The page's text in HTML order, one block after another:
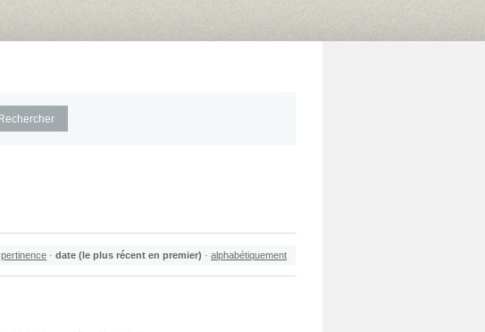
pertinence · date (le plus récent en premier) · alphabétiquement